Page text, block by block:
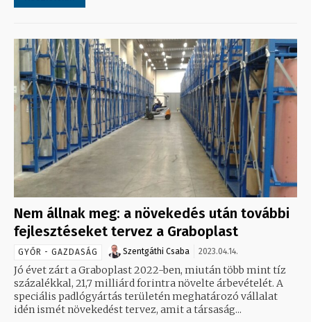
Nem állnak meg: a növekedés után további
fejlesztéseket tervez a Graboplast
GYŐR - GAZDASÁG Szentgáthi Csaba 2023.04.14.
Jó évet zárt a Graboplast 2022-ben, miután több mint tíz
százalékkal, 21,7 milliárd forintra növelte árbevételét. A
speciális padlógyártás területén meghatározó vállalat
idén ismét növekedést tervez, amit a társaság...